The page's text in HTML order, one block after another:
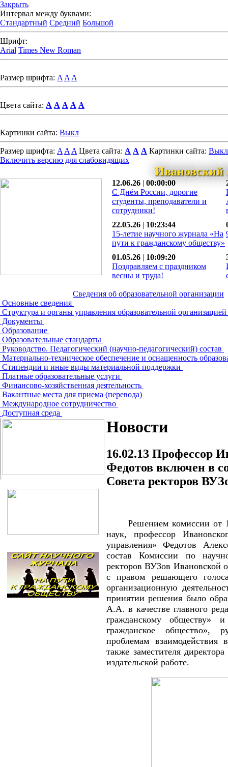
Закрыть
Интервал между буквами:
Стандартный Средний Большой
Шрифт:
Arial Times New Roman
Размер шрифта: A A A
Цвета сайта: A A A A A
Картинки сайта: Выкл
Размер шрифта: A A A Цвета сайта: A A A Картинки сайта: Выкл
Включить версию для слабовидящих
12.06.26 | 00:00:00
С Днём России, дорогие
студенты, преподаватели и
сотрудники!
22.05.26 | 10:23:44
15-летие научного журнала «На
пути к гражданскому обществу»
01.05.26 | 10:09:20
Поздравляем с праздником
весны и труда!
Сведения об образовательной организации
Основные сведения
Структура и органы управления образовательной организацией
Документы
Образование
Образовательные стандарты
Руководство. Педагогический (научно-педагогический) состав
Материально-техническое обеспечение и оснащенность
Стипендии и иные виды материальной поддержки
Платные образовательные услуги
Финансово-хозяйственная деятельность
Вакантные места для приема (перевода)
Международное сотрудничество
Доступная среда
Новости
16.02.13 Профессор
Федотов включен в
Совета ректоров
Решением комиссии от
наук, профессор
управления» Федотов
состав Комиссии по
ректоров ВУЗов Ивановской
с правом решающего
организационную
принятии решения было
А.А. в качестве главного
гражданскому обществу»
гражданское общество»,
проблемам взаимодействия
также заместителя
издательской работе.